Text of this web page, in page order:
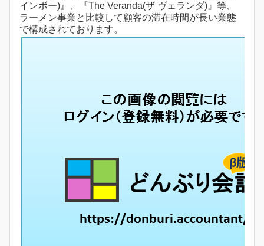
インボー)』、『The Veranda(ザ ヴェランダ)』等、
ラーメン事業と比較して顧客の滞在時間が長い業態
で構成されております。